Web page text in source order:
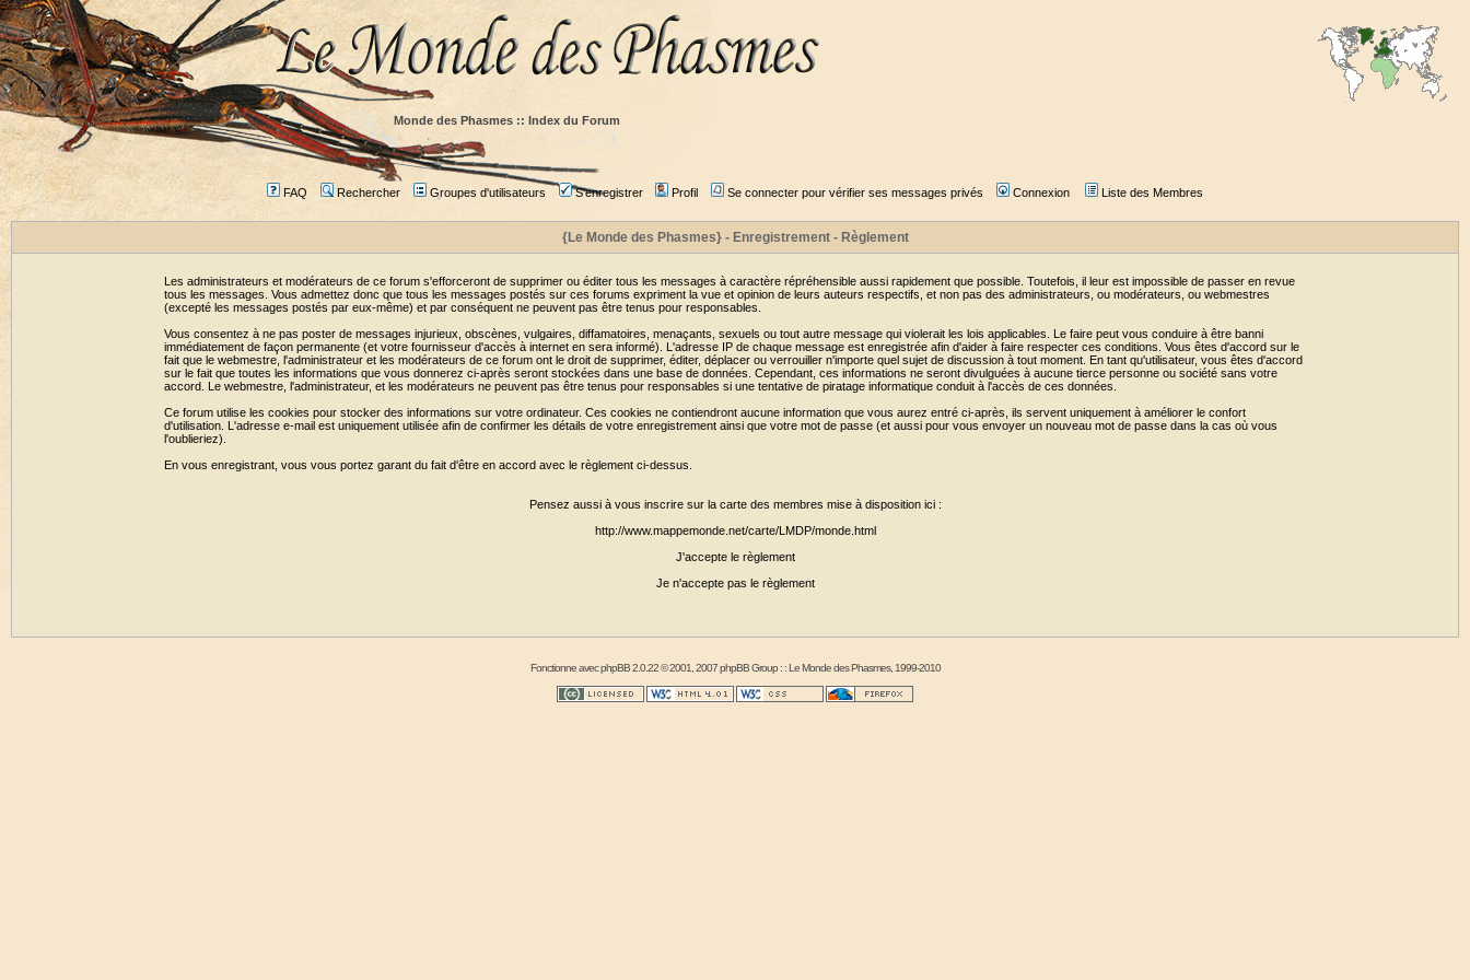
Monde des Phasmes :: Index du Forum
FAQ Rechercher Groupes d'utilisateurs S'enregistrer Profil Se connecter pour vérifier ses messages privés Connexion Liste des Membres
{Le Monde des Phasmes} - Enregistrement - Règlement
Les administrateurs et modérateurs de ce forum s'efforceront de supprimer ou éditer tous les messages à caractère répréhensible aussi rapidement que possible. Toutefois, il leur est impossible de passer en revue
tous les messages. Vous admettez donc que tous les messages postés sur ces forums expriment la vue et opinion de leurs auteurs respectifs, et non pas des administrateurs, ou modérateurs, ou webmestres
(excepté les messages postés par eux-même) et par conséquent ne peuvent pas être tenus pour responsables.
Vous consentez à ne pas poster de messages injurieux, obscènes, vulgaires, diffamatoires, menaçants, sexuels ou tout autre message qui violerait les lois applicables. Le faire peut vous conduire à être banni
immédiatement de façon permanente (et votre fournisseur d'accès à internet en sera informé). L'adresse IP de chaque message est enregistrée afin d'aider à faire respecter ces conditions. Vous êtes d'accord sur le
fait que le webmestre, l'administrateur et les modérateurs de ce forum ont le droit de supprimer, éditer, déplacer ou verrouiller n'importe quel sujet de discussion à tout moment. En tant qu'utilisateur, vous êtes d'accord
sur le fait que toutes les informations que vous donnerez ci-après seront stockées dans une base de données. Cependant, ces informations ne seront divulguées à aucune tierce personne ou société sans votre
accord. Le webmestre, l'administrateur, et les modérateurs ne peuvent pas être tenus pour responsables si une tentative de piratage informatique conduit à l'accès de ces données.
Ce forum utilise les cookies pour stocker des informations sur votre ordinateur. Ces cookies ne contiendront aucune information que vous aurez entré ci-après, ils servent uniquement à améliorer le confort
d'utilisation. L'adresse e-mail est uniquement utilisée afin de confirmer les détails de votre enregistrement ainsi que votre mot de passe (et aussi pour vous envoyer un nouveau mot de passe dans la cas où vous
l'oublieriez).
En vous enregistrant, vous vous portez garant du fait d'être en accord avec le règlement ci-dessus.
Pensez aussi à vous inscrire sur la carte des membres mise à disposition ici :
http://www.mappemonde.net/carte/LMDP/monde.html
J'accepte le règlement
Je n'accepte pas le règlement
Fonctionne avecphpBB2.0.22 © 2001, 2007 phpBB Group : :Le Monde des Phasmes, 1999-2010